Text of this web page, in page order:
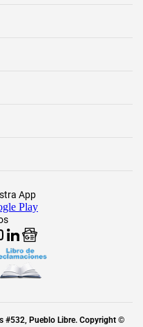
App
Play
#532, Pueblo Libre. Copyright ©